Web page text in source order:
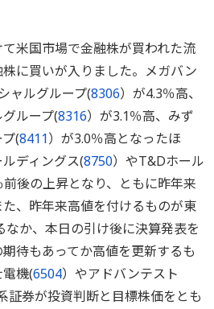
米国市場で金融株が買われた流
に買いが入りました。メガバン
ャルグループ(8306）が4.3％高、
ループ(8316）が3.1％高、みず
(8411）が3.0％高となったほ
ディングス(8750）やT&Dホール
前後の上昇となり、ともに昨年来
、昨年来高値を付けるものが東
か、本日の引け後に決算発表を
待もあってか高値を更新するも
機(6504）やアドバンテスト
証券が投資判断と目標株価をとも